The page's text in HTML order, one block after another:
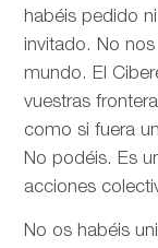
habéis pedido
invitado. No
mundo. El
vuestras
como si fuera
No podéis. Es
acciones
No os habéis